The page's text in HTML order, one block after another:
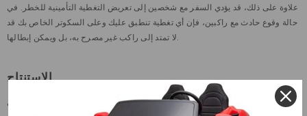
علاوة على ذلك، قد يؤدي السفر مع شخصين إلى تعريض التغطية التأمينية للخطر. في
حالة وقوع حادث مع راكبين، فإن أي تغطية تنطبق عليك وعلى السكوتر الخاص بك قد
لا تمتد إلى راكب غير مصرح به، بل ويمكن إبطالها.
الاستنتاج
حتى لو بقيت ضمن قيود الوزن، فإن ركوبسكوتر كهربائي
مع شخصين قد يؤدي إلى